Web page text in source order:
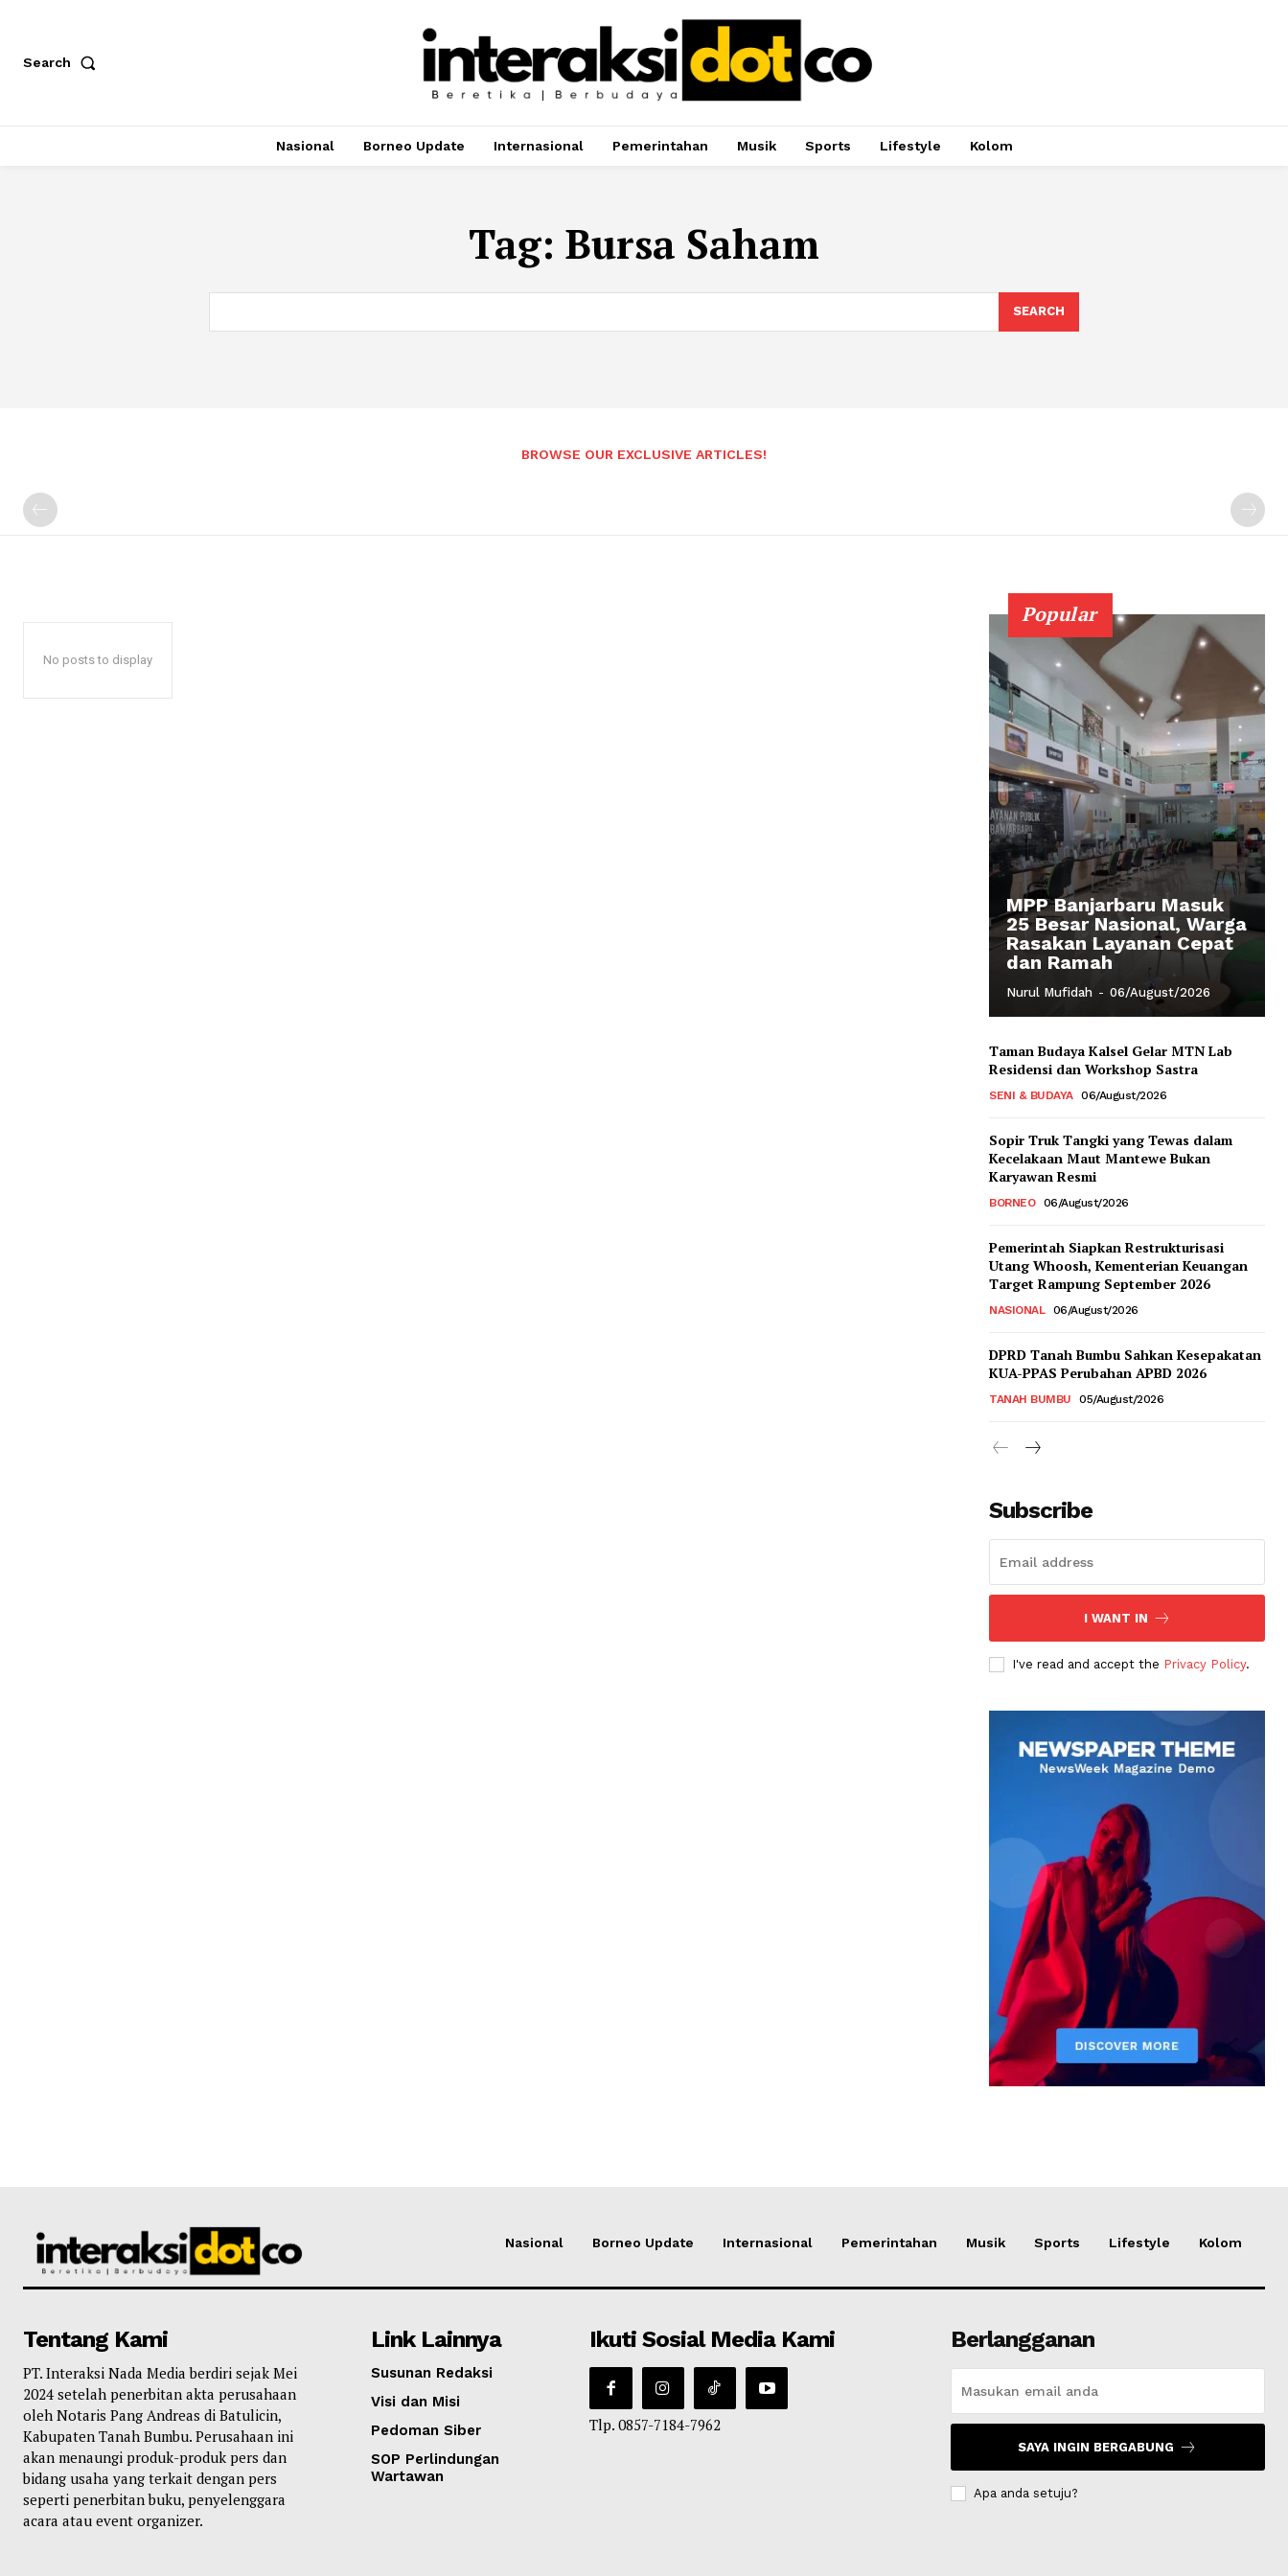
Search
Nasional Borneo Update Internasional Pemerintahan Musik Sports Lifestyle Kolom
Tag: Bursa Saham
SEARCH
BROWSE OUR EXCLUSIVE ARTICLES!
No posts to display
Popular
MPP Banjarbaru Masuk
25 Besar Nasional, Warga
Rasakan Layanan Cepat
dan Ramah
Nurul Mufidah - 06/August/2026
Taman Budaya Kalsel Gelar MTN Lab
Residensi dan Workshop Sastra
SENI & BUDAYA 06/August/2026
Sopir Truk Tangki yang Tewas dalam
Kecelakaan Maut Mantewe Bukan
Karyawan Resmi
BORNEO 06/August/2026
Pemerintah Siapkan Restrukturisasi
Utang Whoosh, Kementerian Keuangan
Target Rampung September 2026
NASIONAL 06/August/2026
DPRD Tanah Bumbu Sahkan Kesepakatan
KUA-PPAS Perubahan APBD 2026
TANAH BUMBU 05/August/2026
Subscribe
I WANT IN
I've read and accept the Privacy Policy.
Nasional Borneo Update Internasional Pemerintahan Musik Sports Lifestyle Kolom
Tentang Kami
PT. Interaksi Nada Media berdiri sejak Mei
2024 setelah penerbitan akta perusahaan
oleh Notaris Pang Andreas di Batulicin,
Kabupaten Tanah Bumbu. Perusahaan ini
akan menaungi produk-produk pers dan
bidang usaha yang terkait dengan pers
seperti penerbitan buku, penyelenggara
acara atau event organizer.
Link Lainnya
Susunan Redaksi
Visi dan Misi
Pedoman Siber
SOP Perlindungan
Wartawan
Ikuti Sosial Media Kami
Tlp. 0857-7184-7962
Berlangganan
SAYA INGIN BERGABUNG
Apa anda setuju?